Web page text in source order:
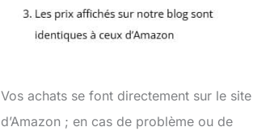
Vos achats se font directement sur le site
d’Amazon ; en cas de problème ou de